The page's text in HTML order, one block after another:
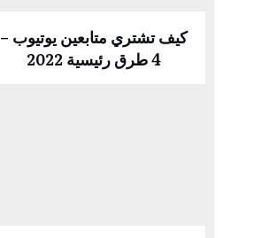
كيف تشتري متابعين يوتيوب –
4 طرق رئيسية 2022